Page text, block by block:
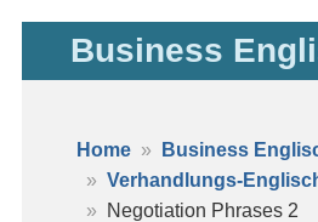
Zum
Hauptinhalt
springen
Business
Home
Business
Verhandlungs-
Negotiation Phrases 2